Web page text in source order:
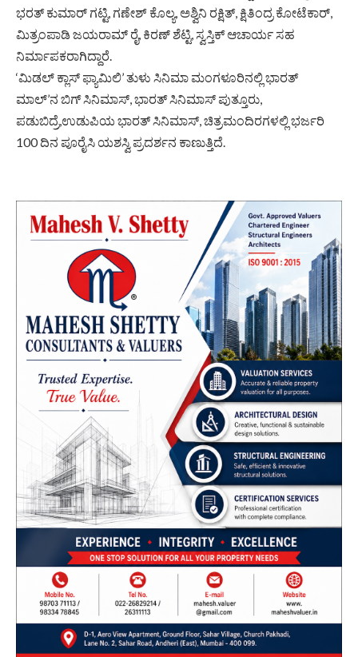
ಭರತ್ ಕುಮಾರ್ ಗಟ್ಟಿ, ಗಣೇಶ್ ಕೊಲ್ಯ, ಅಶ್ವಿನಿ ರಕ್ಷಿತ್, ಕ್ಷಿತಿಂದ್ರ ಕೋಟೆಕಾರ್,
ಮಿತ್ರಂಪಾಡಿ ಜಯರಾಮ್ ರೈ, ಕಿರಣ್ ಶೆಟ್ಟಿ, ಸ್ವಸ್ತಿಕ್ ಆಚಾರ್ಯ ಸಹ
ನಿರ್ಮಾಪಕರಾಗಿದ್ದಾರೆ.
‘ಮಿಡಲ್ ಕ್ಲಾಸ್ ಫ್ಯಾಮಿಲಿ’ ತುಳು ಸಿನಿಮಾ ಮಂಗಳೂರಿನಲ್ಲಿ ಭಾರತ್
ಮಾಲ್’ನ ಬಿಗ್ ಸಿನಿಮಾಸ್, ಭಾರತ್ ಸಿನಿಮಾಸ್ ಪುತ್ತೂರು,
ಪಡುಬಿದ್ರೆ,ಉಡುಪಿಯ ಭಾರತ್ ಸಿನಿಮಾಸ್, ಚಿತ್ರಮಂದಿರಗಳಲ್ಲಿ ಭರ್ಜರಿ
100 ದಿನ ಪೂರೈಸಿ ಯಶಸ್ವಿ ಪ್ರದರ್ಶನ ಕಾಣುತ್ತಿದೆ.